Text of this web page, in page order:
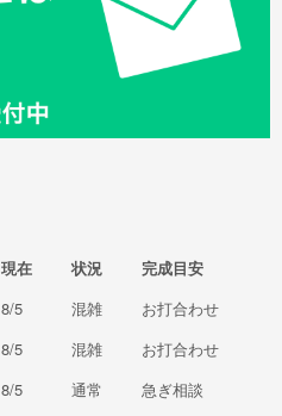
現在 状況
完成目安
8/5 混雑
お打合わせ
8/5 混雑
お打合わせ
8/5 通常
急ぎ相談